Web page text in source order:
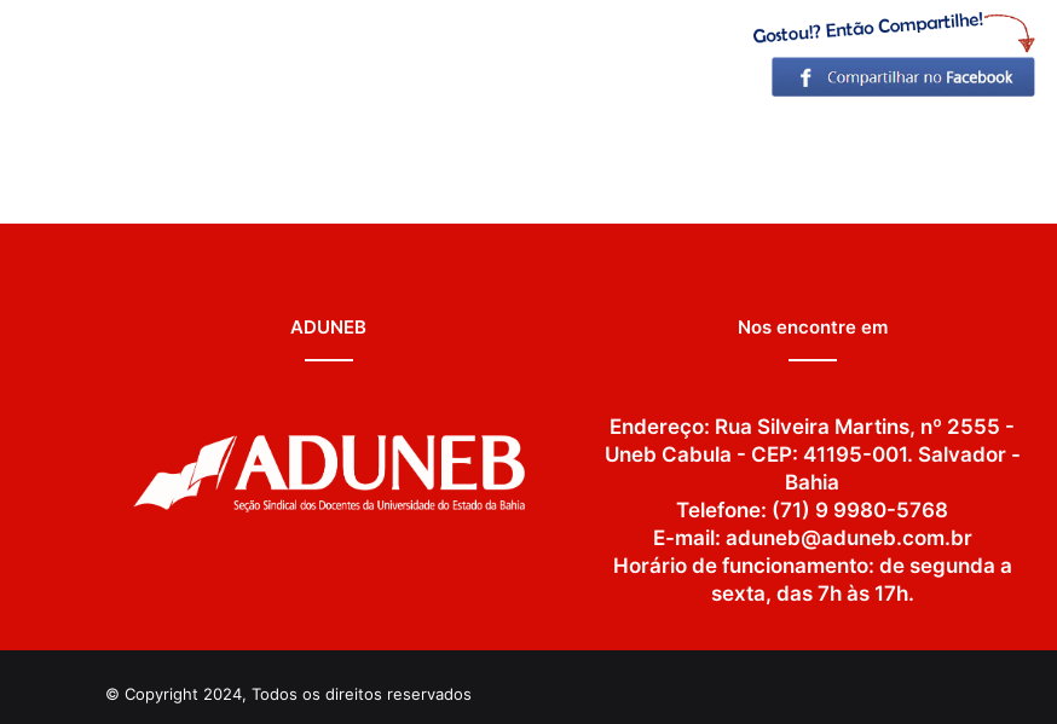
ADUNEB Nos encontre em
Endereço: Rua Silveira Martins, nº 2555 -
Uneb Cabula - CEP: 41195-001. Salvador -
Bahia
Telefone: (71) 9 9980-5768
E-mail: aduneb@aduneb.com.br
Horário de funcionamento: de segunda a
sexta, das 7h às 17h.
© Copyright 2024, Todos os direitos reservados